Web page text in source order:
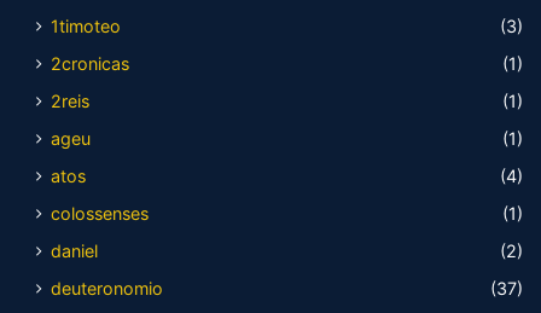
1timoteo
(3)
2cronicas
(1)
2reis
(1)
ageu
(1)
atos
(4)
colossenses
(1)
daniel
(2)
deuteronomio
(37)